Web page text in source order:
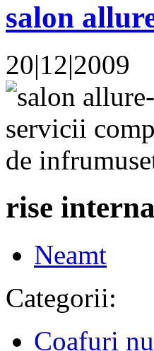
salon
20|12|2009
rise
Neamt
Categorii:
Coafuri